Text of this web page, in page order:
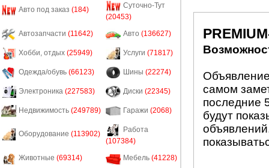
Авто под заказ (184)
Суточно-Тут
(20453)
Автозапчасти (11642) Авто (136627)
Хобби, отдых (25949) Услуги (71817)
Одежда/обувь (66123) Шины (22274)
Электроника (227583) Диски (22345)
Недвижимость (249789) Гаражи (2068)
Оборудование (113902)
Работа
(107384)
Животные (69314) Мебель (41228)
самом
последние
будут